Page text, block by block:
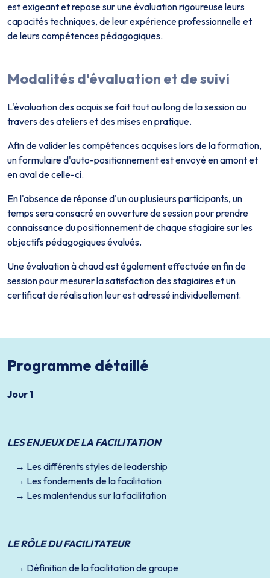
est exigeant et repose sur une évaluation rigoureuse leurs
capacités techniques, de leur expérience professionnelle et
de leurs compétences pédagogiques.
Modalités d'évaluation et de suivi
L'évaluation des acquis se fait tout au long de la session au
travers des ateliers et des mises en pratique.
Afin de valider les compétences acquises lors de la formation,
un formulaire d'auto-positionnement est envoyé en amont et
en aval de celle-ci.
En l'absence de réponse d'un ou plusieurs participants, un
temps sera consacré en ouverture de session pour prendre
connaissance du positionnement de chaque stagiaire sur les
objectifs pédagogiques évalués.
Une évaluation à chaud est également effectuée en fin de
session pour mesurer la satisfaction des stagiaires et un
certificat de réalisation leur est adressé individuellement.
Programme détaillé
Jour 1
LES ENJEUX DE LA FACILITATION
Les différents styles de leadership
Les fondements de la facilitation
Les malentendus sur la facilitation
LE RÔLE DU FACILITATEUR
Définition de la facilitation de groupe